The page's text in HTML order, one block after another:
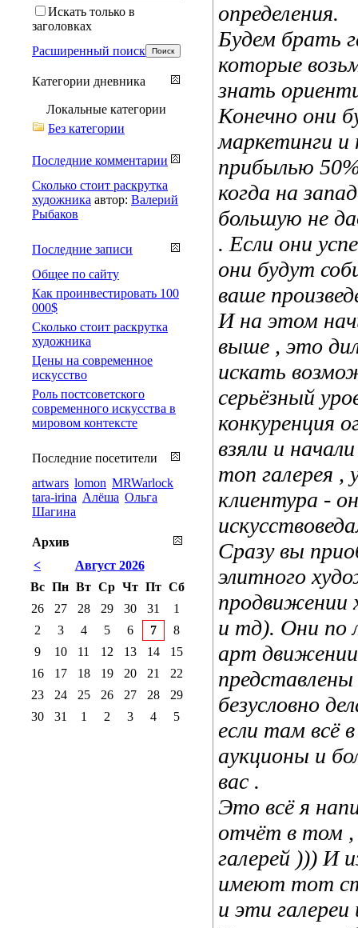
определения.
Будем брать
которые
знать
Конечно они
маркетинги
прибылью
когда на
большую не
. Если они
они будут
ваше
И на этом
выше , это
искать
серьёзный
конкуренция
взяли и
топ галерея ,
клиентура -
Сразу вы
элитного
продвижении
и тд). Они по
арт
безусловно
если там всё
аукционы и
вас .
Это всё я
отчёт в том ,
галерей ))) И
имеют тот
и эти
Искать только в
заголовках
Расширенный поиск
Категории дневника
Локальные категории
Без категории
Последние комментарии
Сколько стоит раскрутка
художника автор: Валерий
Рыбаков
Последние записи
Общее по сайту
Как проинвестировать 100
000$
Сколько стоит раскрутка
художника
Цены на современное
искусство
Роль постсоветского
современного искусства в
мировом контексте
Последние посетители
artwars lomon MRWarlock
tara-irina Алёша Ольга
Шагина
Архив
<
Август 2026
Вс Пн Вт Ср Чт Пт Сб
26
27 28 29 30 31
1
2
3 4 5 6 7
8
9
10 11 12 13 14
15
16
17 18 19 20 21
22
23
24 25 26 27 28
29
30
31 1 2 3 4 5